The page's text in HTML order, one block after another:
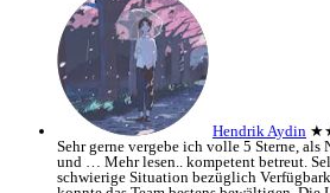
Hendrik Aydin
Sehr gerne vergebe ich volle 5 Sterne, als
und
… Mehr lesen..
kompetent betreut.
schwierige Situation bezüglich